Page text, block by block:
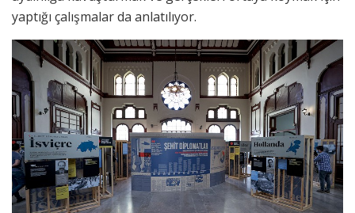
yaptığı çalışmalar da anlatılıyor.